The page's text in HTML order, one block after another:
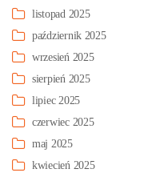
listopad 2025
październik 2025
wrzesień 2025
sierpień 2025
lipiec 2025
czerwiec 2025
maj 2025
kwiecień 2025